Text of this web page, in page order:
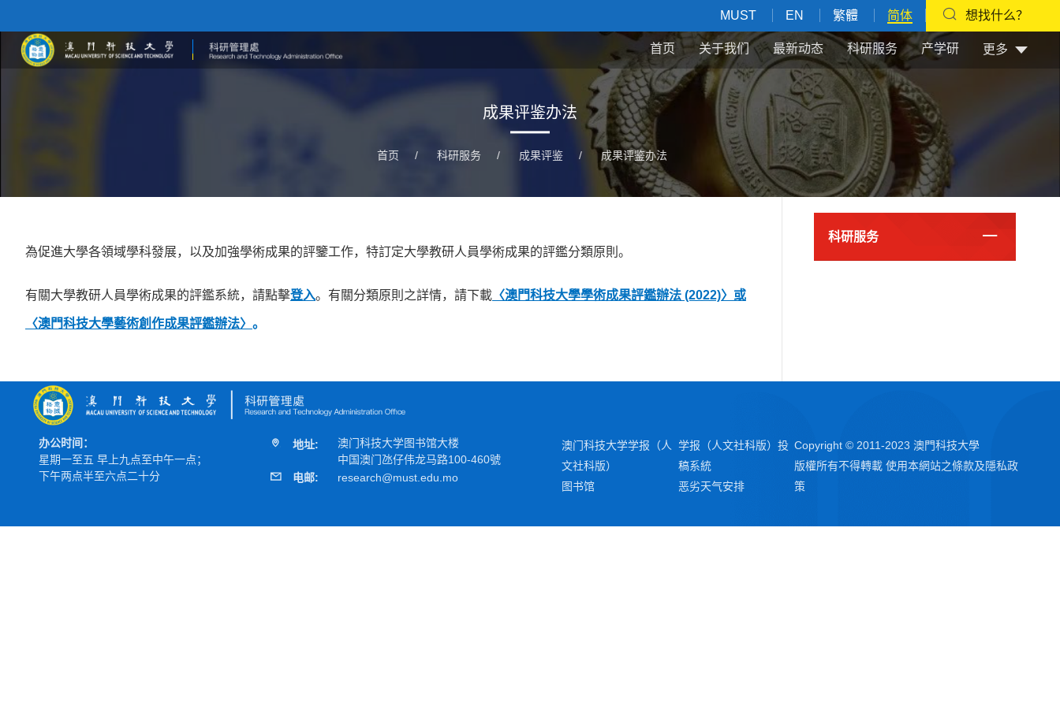
MUST EN 繁體 简体 想找什么？
首页 关于我们 最新动态 科研服务 产学研 更多
成果评鉴办法
首页 / 科研服务 / 成果评鉴 / 成果评鉴办法
為促進大學各領域學科發展，以及加強學術成果的評鑒工作，特訂定大學教研人員學術成果的評鑑分類原則。
有關大學教研人員學術成果的評鑑系統，請點擊登入。有關分類原則之詳情，請下載 〈澳門科技大學學術成果評鑑辦法 (2022)〉或
〈澳門科技大學藝術創作成果評鑑辦法〉 。
科研服务
办公时间：
星期一至五 早上九点至中午一点；
下午两点半至六点二十分
地址:
澳门科技大学图书馆大楼
中国澳门氹仔伟龙马路100-460號
电邮:
research@must.edu.mo
澳门科技大学学报（人
文社科版）
学报（人文社科版）投
稿系統
图书馆
恶劣天气安排
Copyright © 2011-2023 澳門科技大學
版權所有不得轉載 使用本網站之條款及隱私政
策